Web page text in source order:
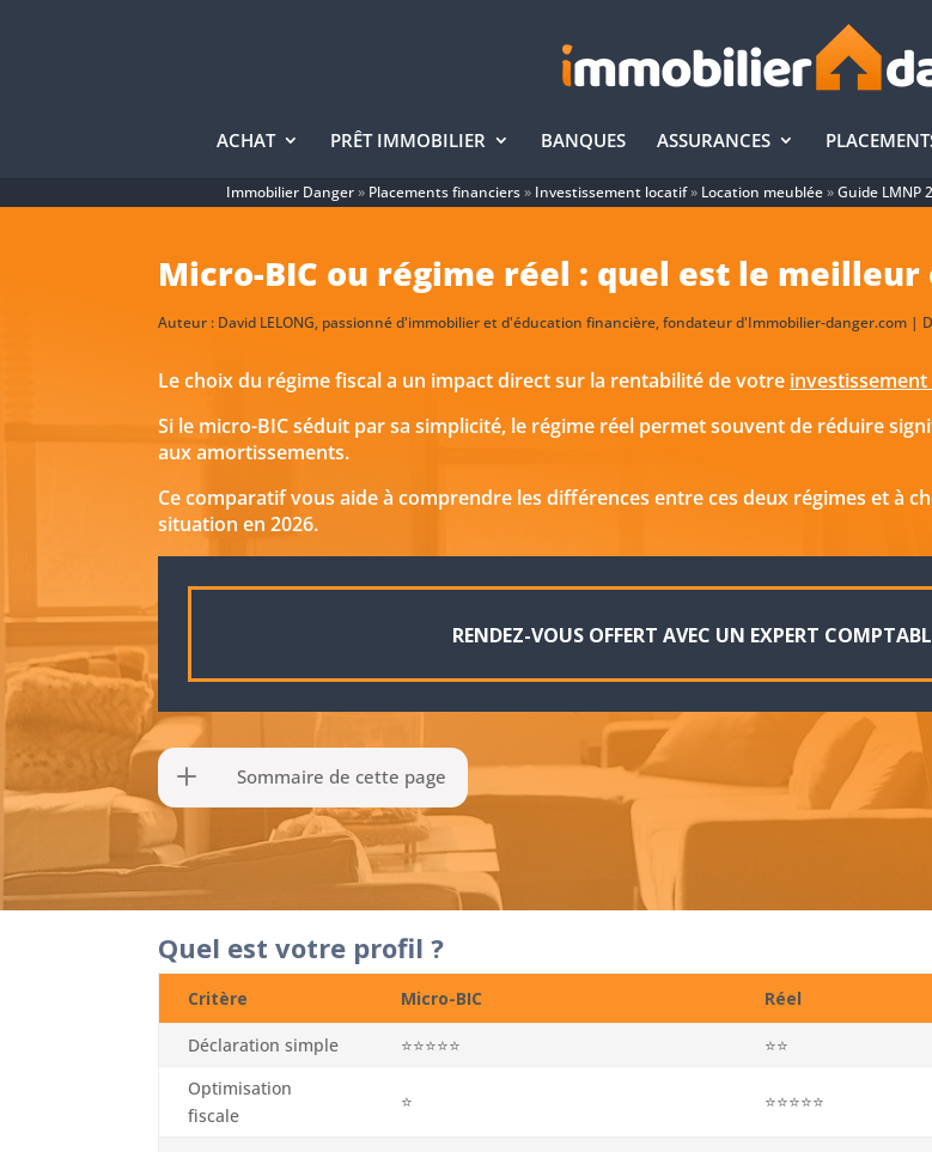
ACHAT PRÊT IMMOBILIER BANQUES ASSURANCES
Immobilier Danger» Placements financiers» Investissement locatif» Location meublée»Guide LMNP
Micro-BIC ou régime réel : quel est le
Auteur : David LELONG, passionné d'immobilier et d'éducation financière, fondateur d'Immobilier-danger.com |
Le choix du régime fiscal a un impact direct sur la rentabilité de votre
Si le micro-BIC séduit par sa simplicité, le régime réel permet souvent de réduire
aux amortissements.
Ce comparatif vous aide à comprendre les différences entre ces deux régimes et à
situation en 2026.
RENDEZ-VOUS OFFERT AVEC UN EXPERT
Sommaire de cette page
Quel est votre profil ?
Critère Micro-BIC Réel
Déclaration simple ⭐⭐⭐⭐⭐
⭐⭐
Optimisation
fiscale
⭐ ⭐⭐⭐⭐⭐